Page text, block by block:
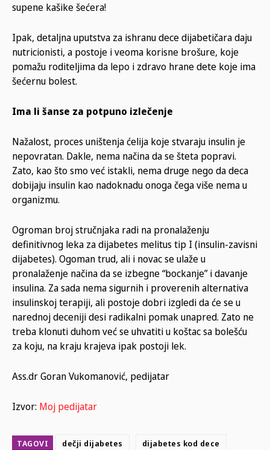
supene kašike šećera!
Ipak, detaljna uputstva za ishranu dece dijabetičara daju
nutricionisti, a postoje i veoma korisne brošure, koje
pomažu roditeljima da lepo i zdravo hrane dete koje ima
šećernu bolest.
Ima li šanse za potpuno izlečenje
Nažalost, proces uništenja ćelija koje stvaraju insulin je
nepovratan. Dakle, nema načina da se šteta popravi.
Zato, kao što smo već istakli, nema druge nego da deca
dobijaju insulin kao nadoknadu onoga čega više nema u
organizmu.
Ogroman broj stručnjaka radi na pronalaženju
definitivnog leka za dijabetes melitus tip I (insulin-zavisni
dijabetes). Ogoman trud, ali i novac se ulaže u
pronalaženje načina da se izbegne “bockanje” i davanje
insulina. Za sada nema sigurnih i proverenih alternativa
insulinskoj terapiji, ali postoje dobri izgledi da će se u
narednoj deceniji desi radikalni pomak unapred. Zato ne
treba klonuti duhom već se uhvatiti u koštac sa bolešću
za koju, na kraju krajeva ipak postoji lek.
Ass.dr Goran Vukomanović, pedijatar
Izvor: Moj pedijatar
TAGOVI dečji dijabetes dijabetes kod dece